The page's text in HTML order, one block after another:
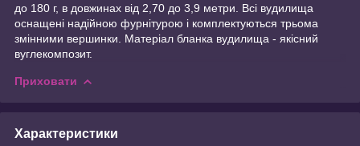
до 180 г, в довжинах від 2,70 до 3,9 метри. Всі вудилища
оснащені надійною фурнітурою і комплектуються трьома
змінними вершинки. Матеріал бланка вудилища - якісний
вуглекомпозит.
Приховати
Характеристики